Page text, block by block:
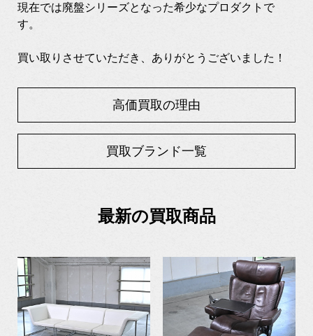
現在では廃盤シリーズとなった希少なプロダクトで
す。
買い取りさせていただき、ありがとうございました！
高価買取の理由
買取ブランド一覧
最新の買取商品